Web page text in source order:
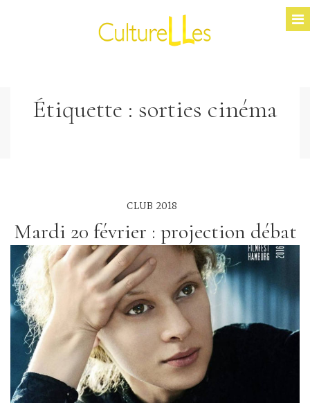
Étiquette : sorties cinéma
CLUB 2018
Mardi 20 février : projection débat